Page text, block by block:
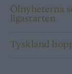
Ölnyheterna
ligastarten
Tyskland